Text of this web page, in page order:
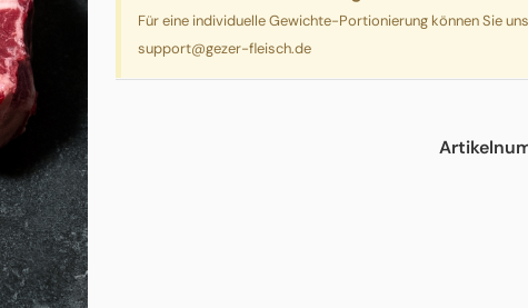
Für eine individuelle Gewichte-Portionierung können Sie
support@gezer-fleisch.de